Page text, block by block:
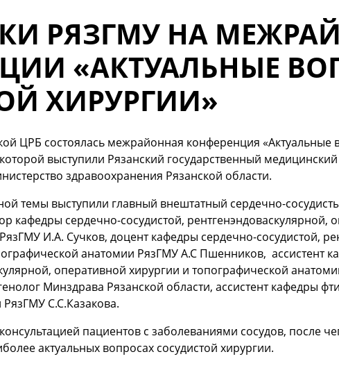
РЯЗГМУ НА
«АКТУАЛЬНЫЕ
ХИРУРГИИ»
ЦРБ состоялась межрайонная конференция «Актуальные
выступили Рязанский государственный
здравоохранения Рязанской области.
темы выступили главный внештатный сердечно-
кафедры сердечно-сосудистой, рентгенэндоваскулярной,
И.А. Сучков, доцент кафедры сердечно-сосудистой,
анатомии РязГМУ А.С Пшенников, ассистент
оперативной хирургии и топографической
Минздрава Рязанской области, ассистент кафедры
РязГМУ С.С.Казакова.
пациентов с заболеваниями сосудов, после
актуальных вопросах сосудистой хирургии.